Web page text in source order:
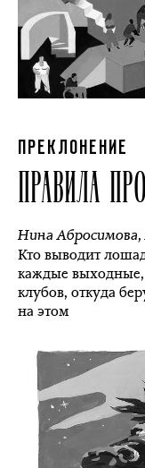
ПРЕКЛОНЕНИЕ
ПРАВИЛА
Нина Абросимова,
Кто выводит
каждые выходные,
клубов, откуда
на этом